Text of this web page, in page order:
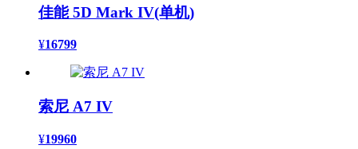
佳能 5D Mark IV(单机)
¥16799
索尼 A7 IV
¥19960